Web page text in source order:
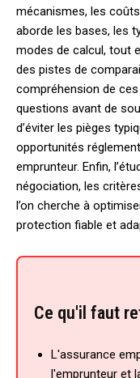
mécanismes, les
aborde les bases, les
modes de calcul, tout
des pistes de
compréhension de
questions avant de
d’éviter les pièges
opportunités
emprunteur. Enfin,
négociation, les
l’on cherche à
protection fiable et
Ce qu'il faut
L'assurance
l'emprunteur et